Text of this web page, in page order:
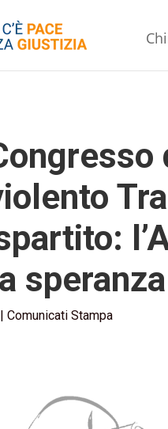
Comunicati Stampa